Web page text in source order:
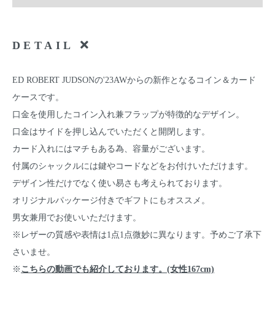
DETAIL
ED ROBERT JUDSONの'23AWからの新作となるコイン＆カード
ケースです。
口金を使用したコイン入れ兼フラップが特徴的なデザイン。
口金はサイドを押し込んでいただくと開閉します。
カード入れにはマチもある為、容量がございます。
付属のシャックルには鍵やコードなどをお付けいただけます。
デザイン性だけでなく使い易さも考えられております。
オリジナルパッケージ付きでギフトにもオススメ。
男女兼用でお使いいただけます。
※レザーの質感や表情は1点1点微妙に異なります。予めご了承下
さいませ。
※ こちらの動画でも紹介しております。(女性167cm)